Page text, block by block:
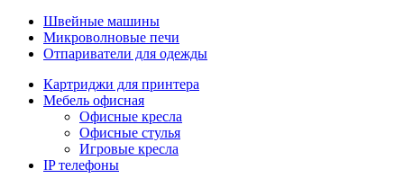
Швейные машины
Микроволновые печи
Отпариватели для одежды
Картриджи для принтера
Мебель офисная
Офисные кресла
Офисные стулья
Игровые кресла
IP телефоны